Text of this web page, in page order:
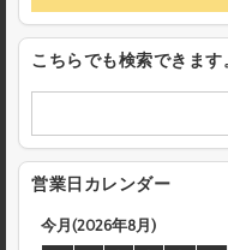
こちらでも検索できます
営業日カレンダー
今月(2026年8月)